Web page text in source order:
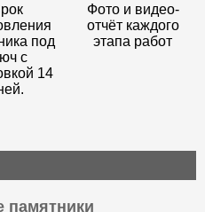
под
с
14
Фото и видео-
отчёт каждого
этапа работ
памятники